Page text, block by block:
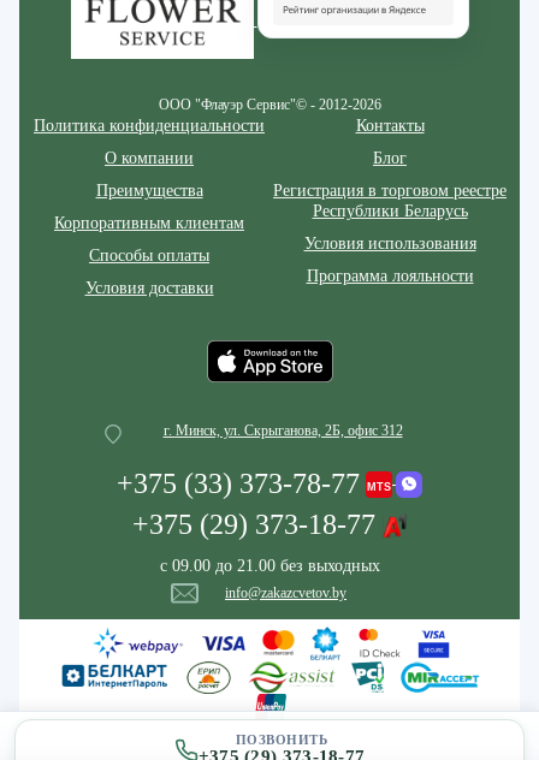
ПОЗВОНИТЬ
ООО "Флауэр Сервис"© - 2012-2026
Политика конфиденциальности
О компании
Преимущества
Корпоративным клиентам
Способы оплаты
Условия доставки
Контакты
Блог
Регистрация в торговом реестре
Республики Беларусь
Условия использования
Программа лояльности
г. Минск, ул. Скрыганова, 2Б, офис 312
+375 (33) 373-78-77
+375 (29) 373-18-77
с 09.00 до 21.00 без выходных
info@zakazcvetov.by